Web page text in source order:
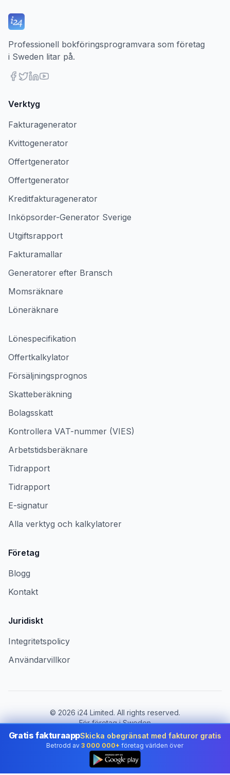
Professionell bokföringsprogramvara som företag
i Sweden litar på.
Verktyg
Fakturagenerator
Kvittogenerator
Offertgenerator
Offertgenerator
Kreditfakturagenerator
Inköpsorder-Generator Sverige
Utgiftsrapport
Fakturamallar
Generatorer efter Bransch
Momsräknare
Löneräknare
Lönespecifikation
Offertkalkylator
Försäljningsprognos
Skatteberäkning
Bolagsskatt
Kontrollera VAT-nummer (VIES)
Arbetstidsberäknare
Tidrapport
Tidrapport
E-signatur
Alla verktyg och kalkylatorer
Företag
Blogg
Kontakt
Juridiskt
Integritetspolicy
Användarvillkor
© 2026 i24 Limited. All rights reserved.
För företag i Sweden
Byt land:
Sweden
Gratis fakturaappSkicka obegränsat med fakturor gratis
Betrodd av 3 000 000+ företag världen över